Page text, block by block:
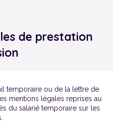
remplaçants
de prestation
temporaire ou de la lettre de
mentions légales reprises au
du salarié temporaire sur les